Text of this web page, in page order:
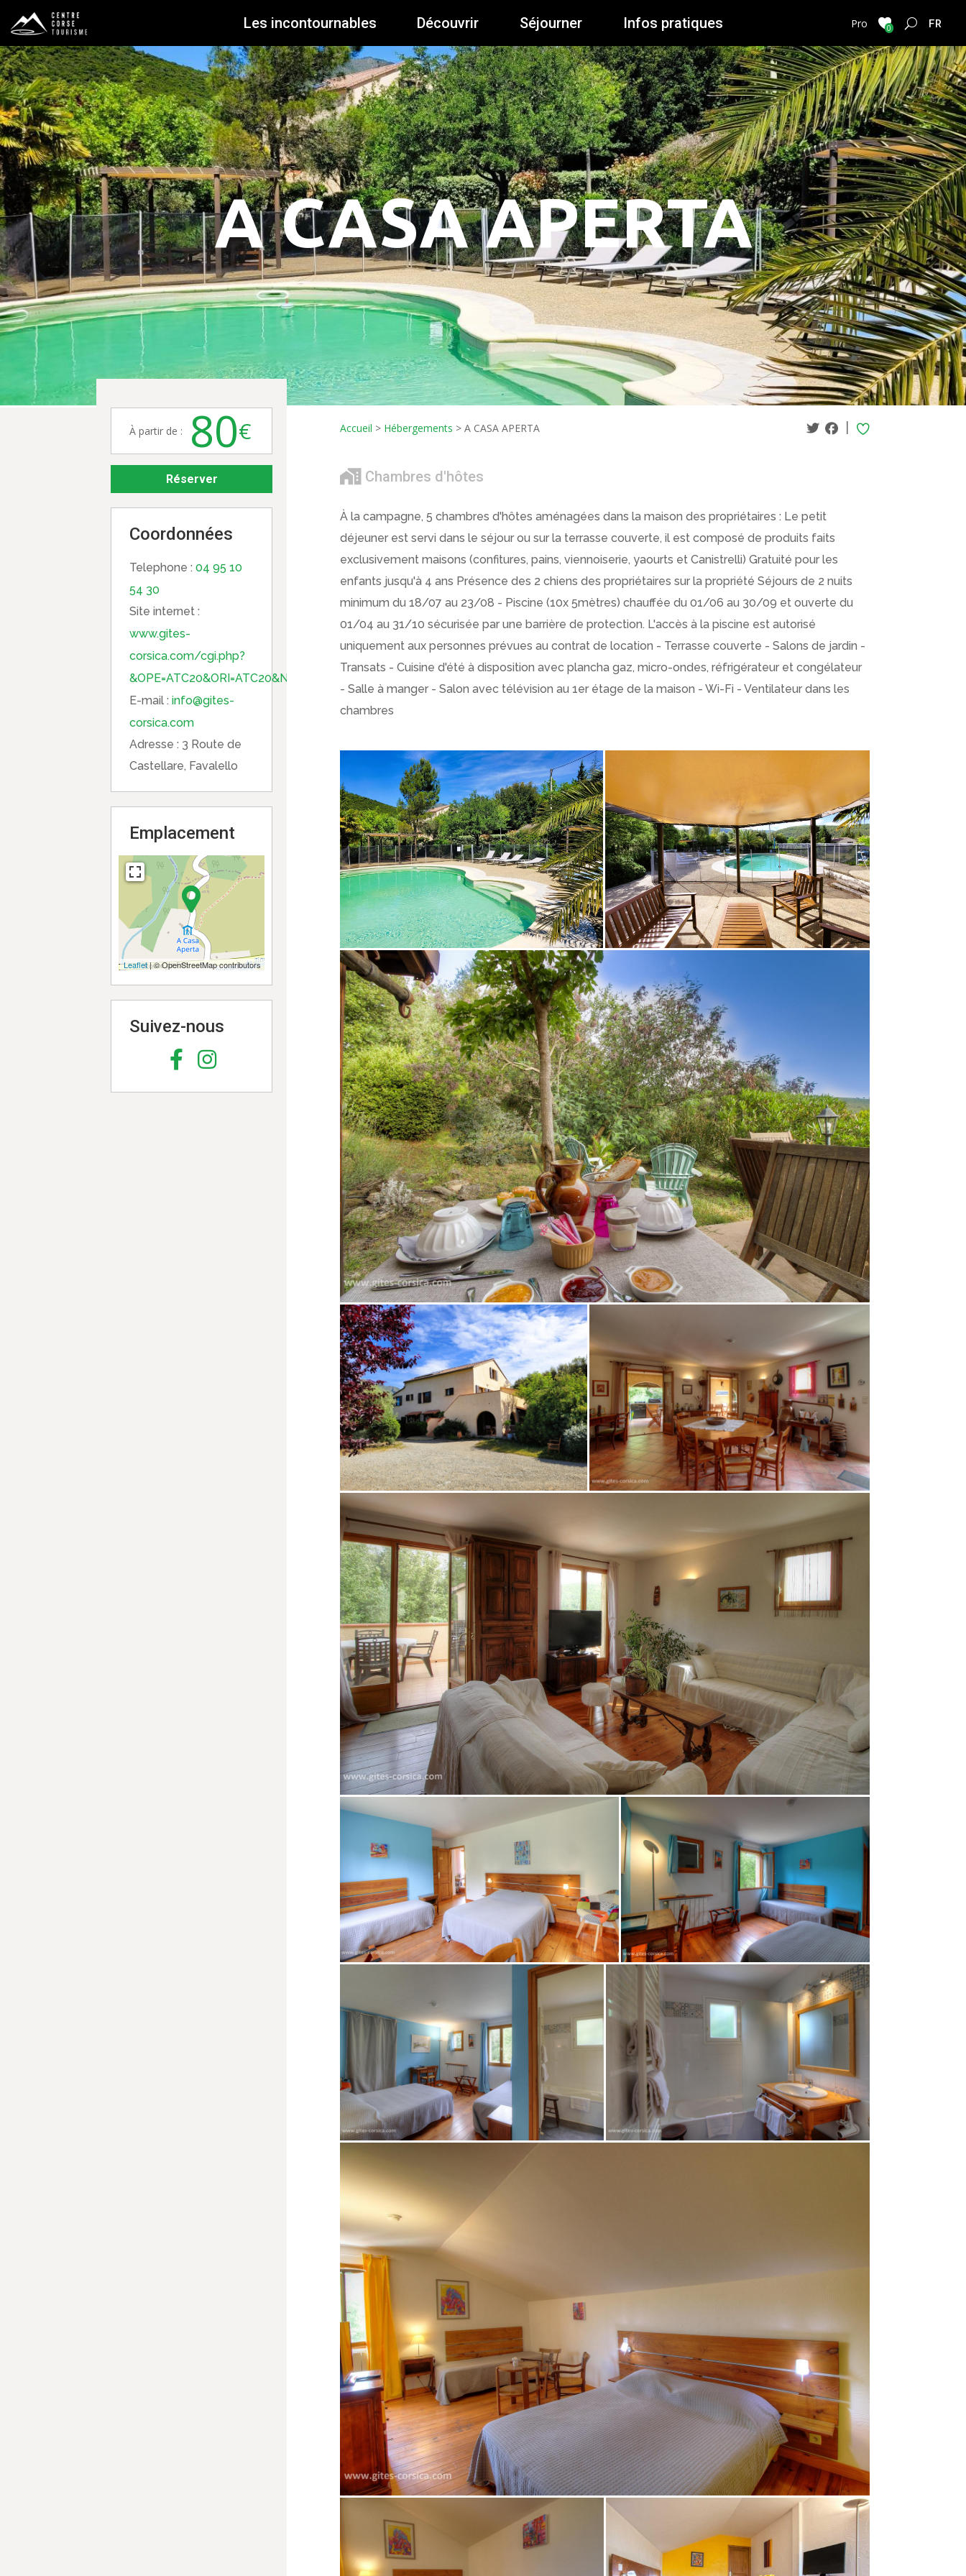
Les incontournables Découvrir Séjourner Infos pratiques Pro 0
A CASA APERTA
Accueil > Hébergements > A CASA APERTA |
À partir de : 80€
Réserver
Coordonnées
Telephone :04 95 10
54 30
Site internet :
www.gites-
corsica.com/cgi.php?
&OPE=ATC20&ORI=ATC20&NUM=56211&ACC=H&FICHE=O&INSTANCE=gites20&
E-mail :info@gites-
corsica.com
Adresse : 3 Route de
Castellare, Favalello
Emplacement
Leaflet| © OpenStreetMap contributors
Suivez-nous
Chambres d'hôtes
À la campagne, 5 chambres d'hôtes aménagées dans la maison des propriétaires : Le petit
déjeuner est servi dans le séjour ou sur la terrasse couverte, il est composé de produits faits
exclusivement maisons (confitures, pains, viennoiserie, yaourts et Canistrelli) Gratuité pour les
enfants jusqu'à 4 ans Présence des 2 chiens des propriétaires sur la propriété Séjours de 2 nuits
minimum du 18/07 au 23/08 - Piscine (10x 5mètres) chauffée du 01/06 au 30/09 et ouverte du
01/04 au 31/10 sécurisée par une barrière de protection. L'accès à la piscine est autorisé
uniquement aux personnes prévues au contrat de location - Terrasse couverte - Salons de jardin -
Transats - Cuisine d'été à disposition avec plancha gaz, micro-ondes, réfrigérateur et congélateur
- Salle à manger - Salon avec télévision au 1er étage de la maison - Wi-Fi - Ventilateur dans les
chambres